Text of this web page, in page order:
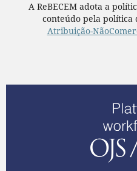
A ReBECEM adota a
conteúdo pela política
Atribuição-